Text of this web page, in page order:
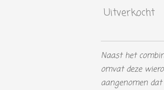
Uitverkocht
Naast het
omvat deze
aangenomen